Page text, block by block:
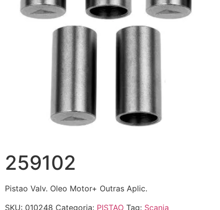
259102
Pistao Valv. Oleo Motor+ Outras Aplic.
SKU: 010248 Categoria: PISTAO Tag: Scania